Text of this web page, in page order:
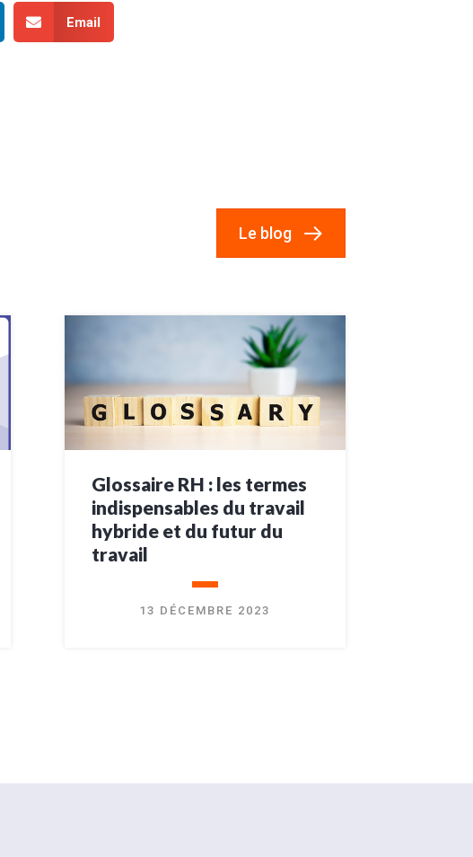
Email
Le blog
Glossaire RH : les termes
indispensables du travail
hybride et du futur du
travail
13 DÉCEMBRE 2023